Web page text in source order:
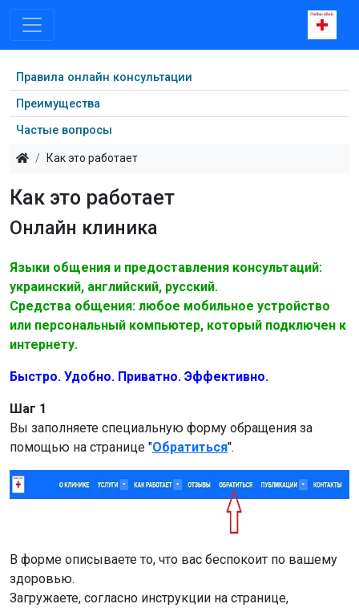
Правила онлайн консультации
Преимущества
Частые вопросы
Как это работает
Как это работает
Онлайн клиника
Языки общения и предоставления консультаций:
украинский, английский, русский.
Средства общения: любое мобильное устройство
или персональный компьютер, который подключен к
интернету.
Быстро. Удобно. Приватно. Эффективно.
Шаг 1
Вы заполняете специальную форму обращения за
помощью на странице "Обратиться".
В форме описываете то, что вас беспокоит по вашему
здоровью.
Загружаете, согласно инструкции на странице,